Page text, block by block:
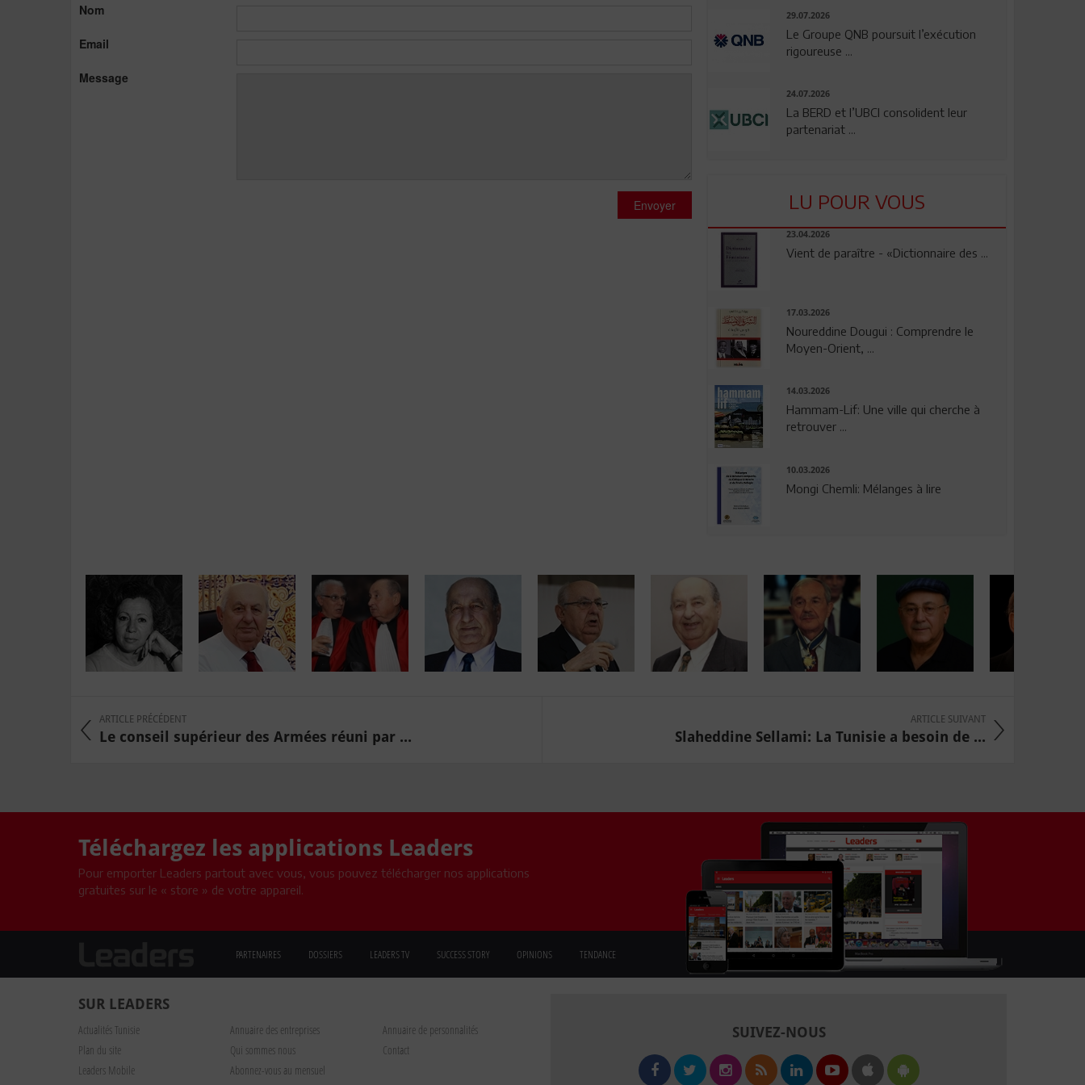
Nom
Email
Message
Envoyer
29.07.2026
Le Groupe QNB poursuit l’exécution
rigoureuse ...
24.07.2026
La BERD et l’UBCI consolident leur
partenariat ...
LU POUR VOUS
23.04.2026
Vient de paraître - «Dictionnaire des ...
17.03.2026
Noureddine Dougui : Comprendre le
Moyen-Orient, ...
14.03.2026
Hammam-Lif: Une ville qui cherche à
retrouver ...
10.03.2026
Mongi Chemli: Mélanges à lire
ARTICLE PRÉCÉDENT
Le conseil supérieur des Armées réuni par ...
ARTICLE SUIVANT
Slaheddine Sellami: La Tunisie a besoin de ...
Téléchargez les applications Leaders
Pour emporter Leaders partout avec vous, vous pouvez télécharger nos applications
gratuites sur le « store » de votre appareil.
PARTENAIRES DOSSIERS LEADERS TV SUCCESS STORY OPINIONS TENDANCE
SUR LEADERS
Actualités Tunisie Annuaire des entreprises
Annuaire de personnalités
Plan du site
Qui sommes nous
Contact
Leaders Mobile
Abonnez-vous au mensuel
SUIVEZ-NOUS